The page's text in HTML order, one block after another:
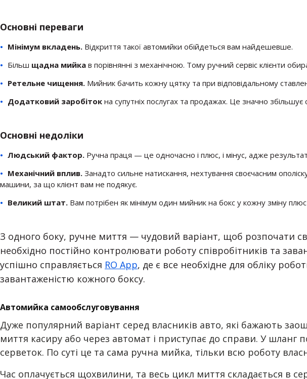
Основні переваги
Мінімум вкладень. Відкриття такої автомийки обійдеться вам найдешевше.
Більш щадна мийка в порівнянні з механічною. Тому ручний сервіс клієнти
Ретельне чищення. Мийник бачить кожну цятку та при відповідальному
Додатковий заробіток на супутніх послугах та продажах. Це значно збільшує
Основні недоліки
Людський фактор. Ручна праця — це одночасно і плюс, і мінус, адже результат
Механічний вплив. Занадто сильне натискання, нехтування своєчасним
машини, за що клієнт вам не подякує.
Великий штат. Вам потрібен як мінімум один мийник на бокс у кожну зміну
З одного боку, ручне миття — чудовий варіант, щоб розпочати
необхідно постійно контролювати роботу співробітників та
успішно справляється RO App, де є все необхідне для обліку
завантаженістю кожного боксу.
Автомийка самообслуговування
Дуже популярний варіант серед власників авто, які бажають
миття касиру або через автомат і приступає до справи. У шланг
серветок. По суті це та сама ручна мийка, тільки всю роботу
Час оплачується щохвилини, та весь цикл миття складається в